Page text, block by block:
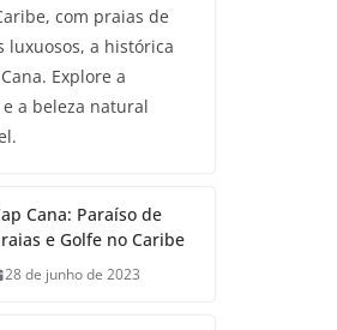
com praias de
luxuosos, a histórica
Explore a
a beleza natural
Cana: Paraíso de
e Golfe no Caribe
28 de junho de 2023